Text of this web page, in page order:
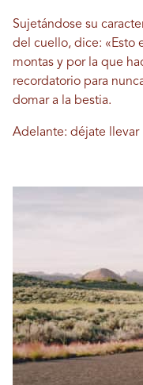
Sujetándose su
del cuello, dice: «Esto
montas y por la que
recordatorio para
domar a la bestia.
Adelante: déjate llevar